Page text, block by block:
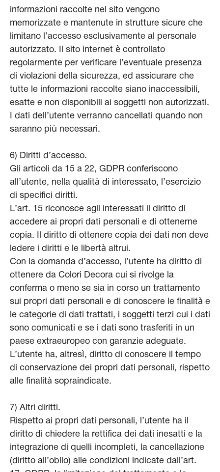
informazioni raccolte nel sito vengono
memorizzate e mantenute in strutture sicure che
limitano l’accesso esclusivamente al personale
autorizzato. Il sito internet è controllato
regolarmente per verificare l’eventuale presenza
di violazioni della sicurezza, ed assicurare che
tutte le informazioni raccolte siano inaccessibili,
esatte e non disponibili ai soggetti non autorizzati.
I dati dell’utente verranno cancellati quando non
saranno più necessari.
6) Diritti d’accesso.
Gli articoli da 15 a 22, GDPR conferiscono
all’utente, nella qualità di interessato, l’esercizio
di specifici diritti.
L’art. 15 riconosce agli interessati il diritto di
accedere ai propri dati personali e di ottenerne
copia. Il diritto di ottenere copia dei dati non deve
ledere i diritti e le libertà altrui.
Con la domanda d’accesso, l’utente ha diritto di
ottenere da Colori Decora cui si rivolge la
conferma o meno se sia in corso un trattamento
sui propri dati personali e di conoscere le finalità e
le categorie di dati trattati, i soggetti terzi cui i dati
sono comunicati e se i dati sono trasferiti in un
paese extraeuropeo con garanzie adeguate.
L’utente ha, altresì, diritto di conoscere il tempo
di conservazione dei propri dati personali, rispetto
alle finalità sopraindicate.
7) Altri diritti.
Rispetto ai propri dati personali, l’utente ha il
diritto di chiedere la rettifica dei dati inesatti e la
integrazione di quelli incompleti, la cancellazione
(diritto all’oblio) alle condizioni indicate dall’art.